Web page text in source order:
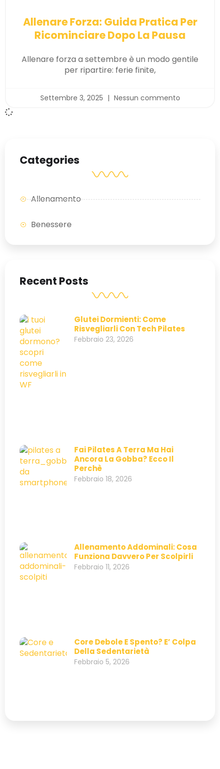
Allenare Forza: Guida Pratica Per
Ricominciare Dopo La Pausa
Allenare forza a settembre è un modo gentile
per ripartire: ferie finite,
Settembre 3, 2025 Nessun commento
Categories
Allenamento
Benessere
Recent Posts
Glutei Dormienti: Come
Risvegliarli Con Tech Pilates
Febbraio 23, 2026
Fai Pilates A Terra Ma Hai
Ancora La Gobba? Ecco Il
Perchè
Febbraio 18, 2026
Allenamento Addominali: Cosa
Funziona Davvero Per Scolpirli
Febbraio 11, 2026
Core Debole E Spento? E’ Colpa
Della Sedentarietà
Febbraio 5, 2026